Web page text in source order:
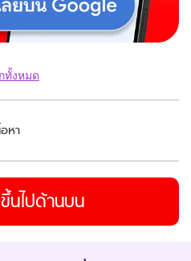
ทั้งหมด
หา
นไปด้านบน